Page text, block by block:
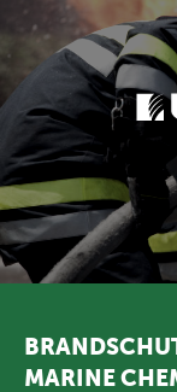
MARINE